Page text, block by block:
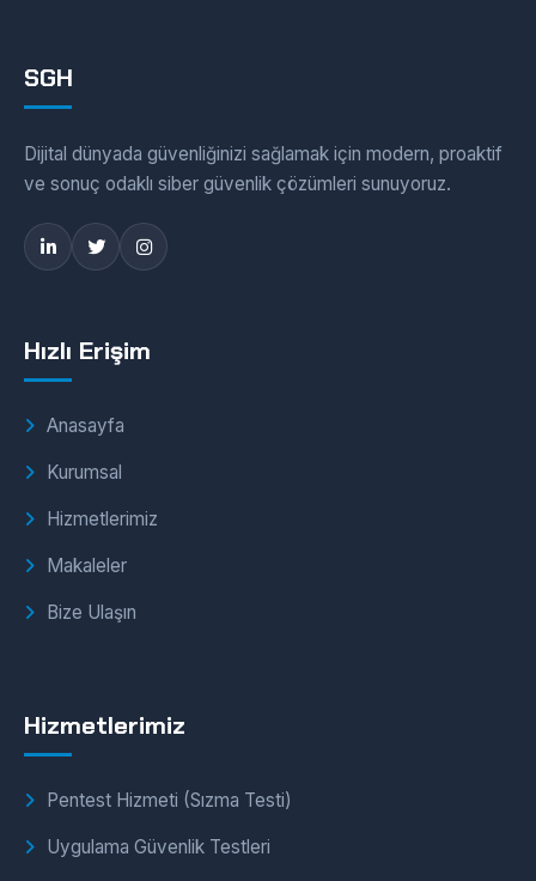
SGH
Dijital dünyada güvenliğinizi sağlamak için modern, proaktif
ve sonuç odaklı siber güvenlik çözümleri sunuyoruz.
Hızlı Erişim
Anasayfa
Kurumsal
Hizmetlerimiz
Makaleler
Bize Ulaşın
Hizmetlerimiz
Pentest Hizmeti (Sızma Testi)
Uygulama Güvenlik Testleri